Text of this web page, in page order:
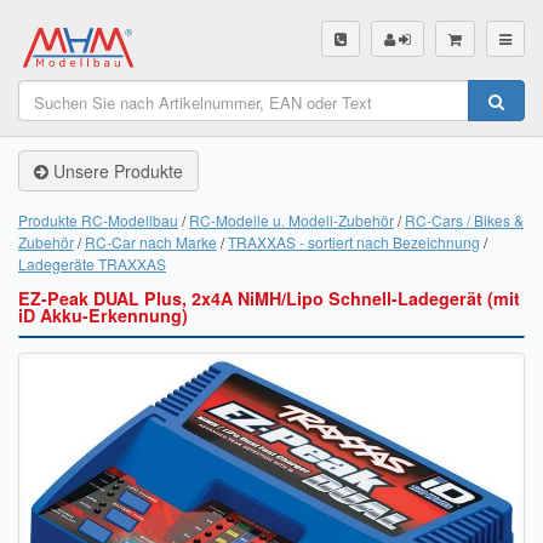
SHOP
Unsere Produkte
Servo Finder
BL-Motor Finder
Schiffsschrauben Finder
Räder Finder
Luftschrauben Finder
Sendungsverfolgung DHL
Unsere Produkte
Produkte RC-Modellbau RC-Modelle u. Modell-Zubehör RC-Cars / Bikes &
Zubehör RC-Car nach Marke TRAXXAS - sortiert nach Bezeichnung
Ladegeräte TRAXXAS
EZ-Peak DUAL Plus, 2x4A NiMH/Lipo Schnell-Ladegerät (mit
iD Akku-Erkennung)